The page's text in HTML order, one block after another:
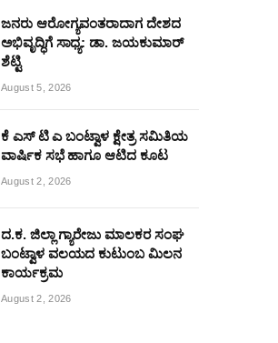
ಜನರು ಆರೋಗ್ಯವಂತರಾದಾಗ ದೇಶದ
ಅಭಿವೃದ್ಧಿಗೆ ಸಾಧ್ಯ: ಡಾ. ಜಯಕುಮಾರ್
ಶೆಟ್ಟಿ
August 5, 2026
ಕೆ ಎಸ್ ಟಿ ಎ ಬಂಟ್ವಾಳ ಕ್ಷೇತ್ರ ಸಮಿತಿಯ
ವಾರ್ಷಿಕ ಸಭೆ ಹಾಗೂ ಆಟಿದ ಕೂಟ
August 2, 2026
ದ.ಕ. ಜಿಲ್ಲಾ ಗ್ಯಾರೇಜು ಮಾಲಕರ ಸಂಘ
ಬಂಟ್ವಾಳ ವಲಯದ ಕುಟುಂಬ ಮಿಲನ
ಕಾರ್ಯಕ್ರಮ
August 2, 2026